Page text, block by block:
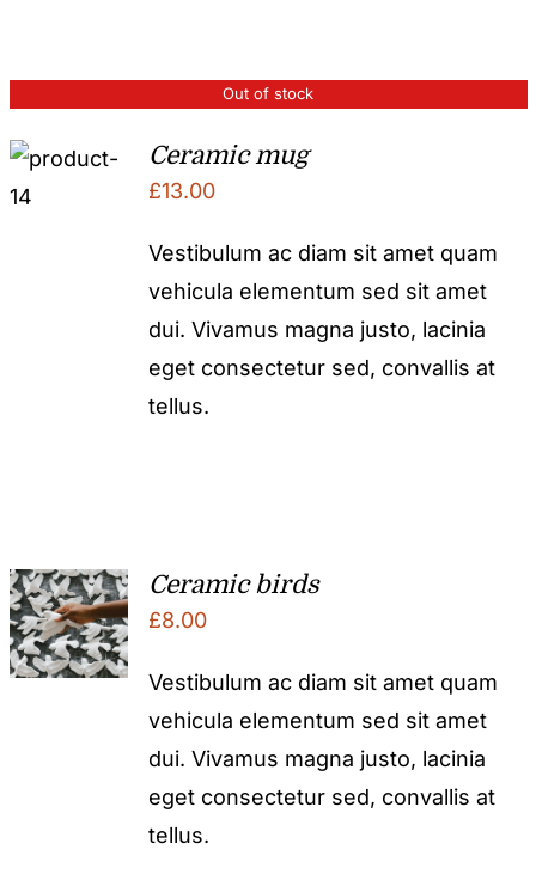
Out of stock
Ceramic mug
£13.00
Vestibulum ac diam sit amet quam
vehicula elementum sed sit amet
dui. Vivamus magna justo, lacinia
eget consectetur sed, convallis at
tellus.
Ceramic birds
£8.00
Vestibulum ac diam sit amet quam
vehicula elementum sed sit amet
dui. Vivamus magna justo, lacinia
eget consectetur sed, convallis at
tellus.